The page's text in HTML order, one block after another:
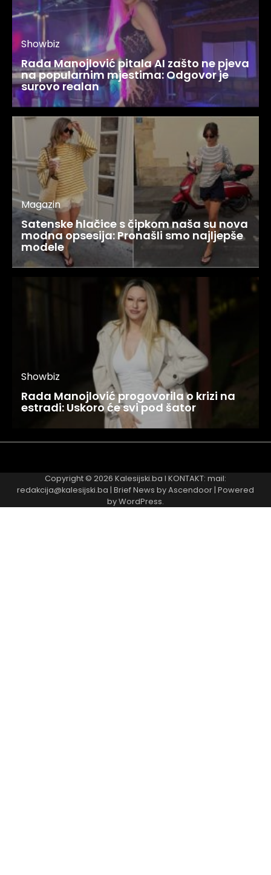
Showbiz
Rada Manojlović pitala AI zašto ne pjeva
na popularnim mjestima: Odgovor je
surovo realan
Magazin
Satenske hlačice s čipkom naša su nova
modna opsesija: Pronašli smo najljepše
modele
Showbiz
Rada Manojlović progovorila o krizi na
estradi: Uskoro će svi pod šator
Copyright © 2026 Kalesijski.ba I KONTAKT: mail:
redakcija@kalesijski.ba | Brief News byAscendoor | Powered
byWordPress.